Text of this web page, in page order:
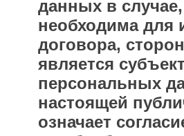
данных в
необходима для
договора,
является субъект
персональных
настоящей
означает